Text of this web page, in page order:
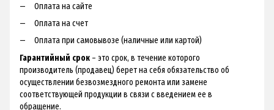
Оплата на сайте
Оплата на счет
Оплата при самовывозе (наличные или картой)
Гарантийный срок – это срок, в течение которого
производитель (продавец) берет на себя обязательство об
осуществлении безвозмездного ремонта или замене
соответствующей продукции в связи с введением ее в
обращение.